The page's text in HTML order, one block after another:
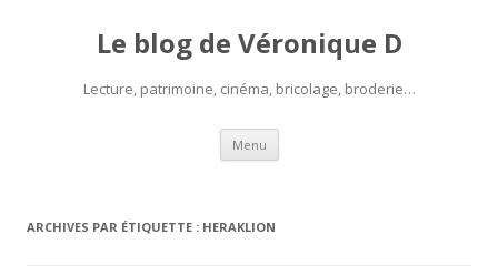
Le blog de Véronique D
Lecture, patrimoine, cinéma, bricolage, broderie…
Menu Aller
contenu
ARCHIVES PAR ÉTIQUETTE : HERAKLION